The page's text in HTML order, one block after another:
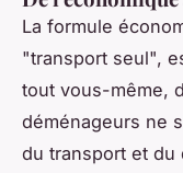
La formule
"transport seul",
tout vous-même,
déménageurs ne
du transport et du